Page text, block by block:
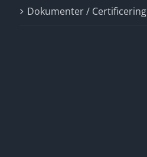
Dokumenter / Certificering